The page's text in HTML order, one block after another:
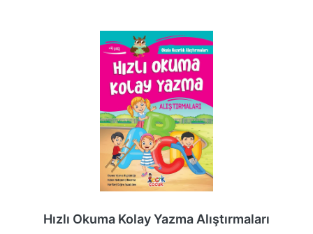
Hızlı Okuma Kolay Yazma Alıştırmaları